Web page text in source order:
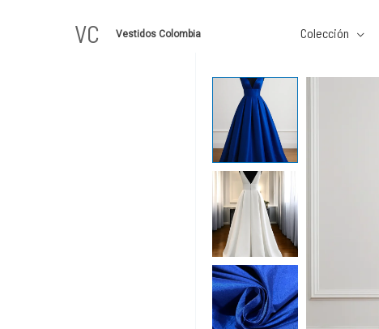
VC Vestidos Colombia Colección